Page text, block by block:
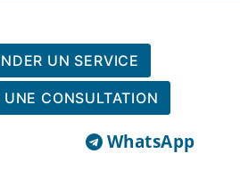
UN SERVICE
UNE CONSULTATION
WhatsApp